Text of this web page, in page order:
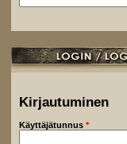
Hakulomake
Kirjautuminen
Käyttäjätunnus *